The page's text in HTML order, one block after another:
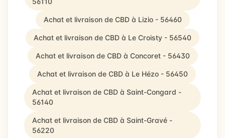
Achat et livraison de CBD à Lizio - 56460
Achat et livraison de CBD à Le Croisty - 56540
Achat et livraison de CBD à Concoret - 56430
Achat et livraison de CBD à Le Hézo - 56450
Achat et livraison de CBD à Saint-Congard -
56140
Achat et livraison de CBD à Saint-Gravé -
56220